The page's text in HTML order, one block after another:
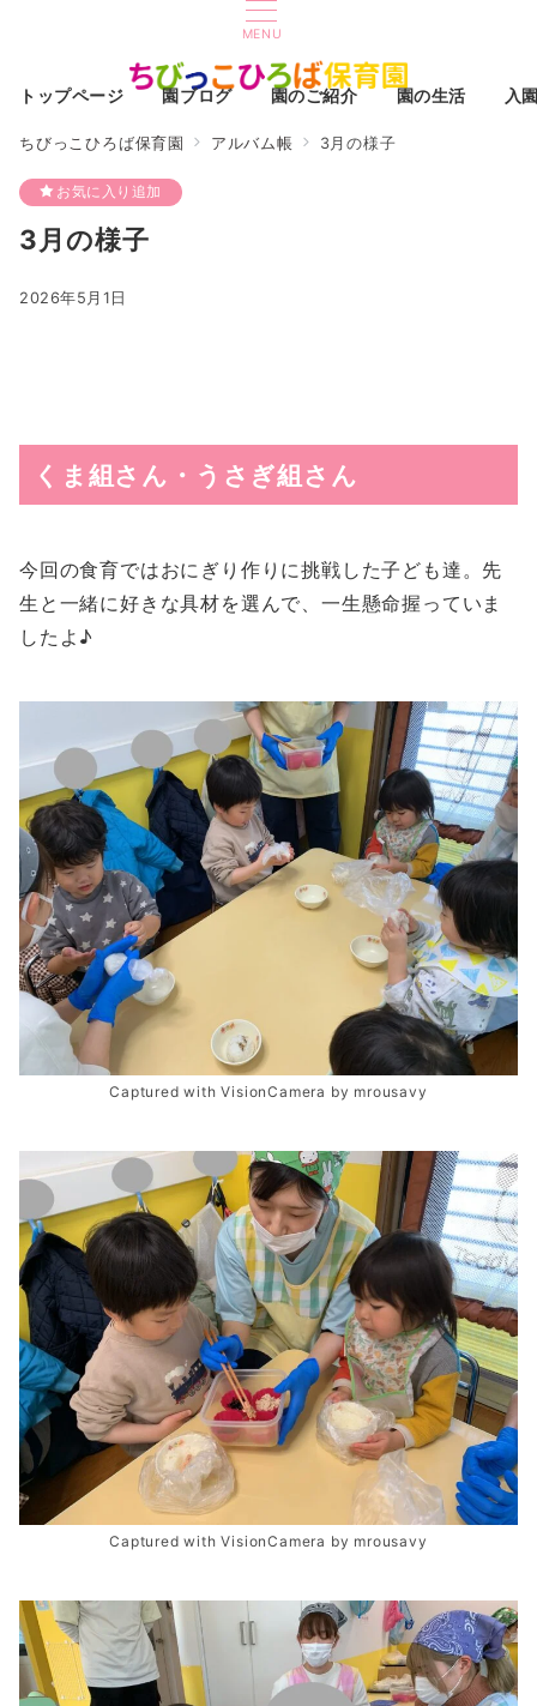
MENU
トップページ 園ブログ 園のご紹介 園の生活 入
ちびっこひろば保育園 アルバム帳 3月の様子
お気に入り追加
3月の様子
2026年5月1日
くま組さん・うさぎ組さん
今回の食育ではおにぎり作りに挑戦した子ども達。先
生と一緒に好きな具材を選んで、一生懸命握っていま
したよ♪
Captured with VisionCamera by mrousavy
Captured with VisionCamera by mrousavy